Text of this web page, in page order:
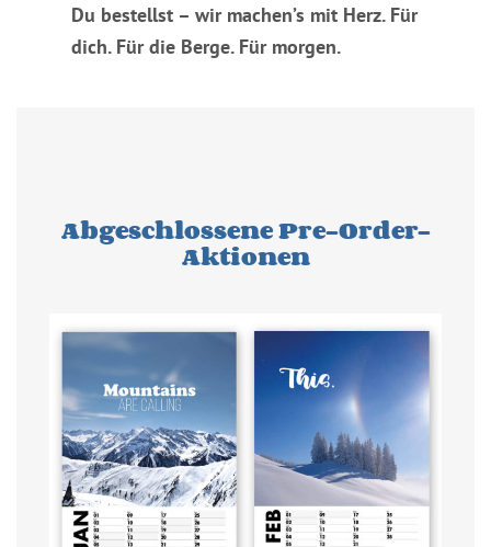
Du bestellst – wir machen’s mit Herz. Für
dich. Für die Berge. Für morgen.
Abgeschlossene Pre-Order-
Aktionen